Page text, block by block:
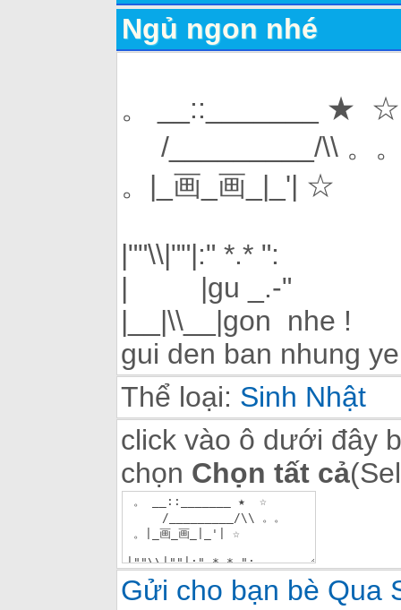
Ngủ ngon nhé
。 __::_______ ★ ☆
/_________/\\ 。
。|_画_画_|_'| ☆
|""\\|""|:" *.* ":
| |gu _.-"
|__|\\__|gon nhe !
gui den ban nhung
Thể loại: Sinh Nhật
click vào ô dưới đây
chọn Chọn tất cả
Gửi cho bạn bè Qua